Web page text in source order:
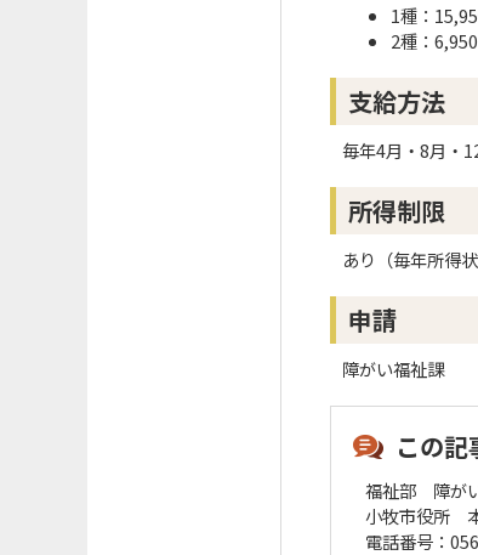
1種：
2種：
支給方法
毎年4月・8月・
所得制限
あり（毎年所得
申請
障がい福祉課
この
福祉部 障が
小牧市役所
電話番号：